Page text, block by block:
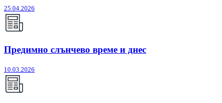
25.04.2026
Предимно слънчево време и днес
10.03.2026